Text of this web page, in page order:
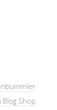
Shop